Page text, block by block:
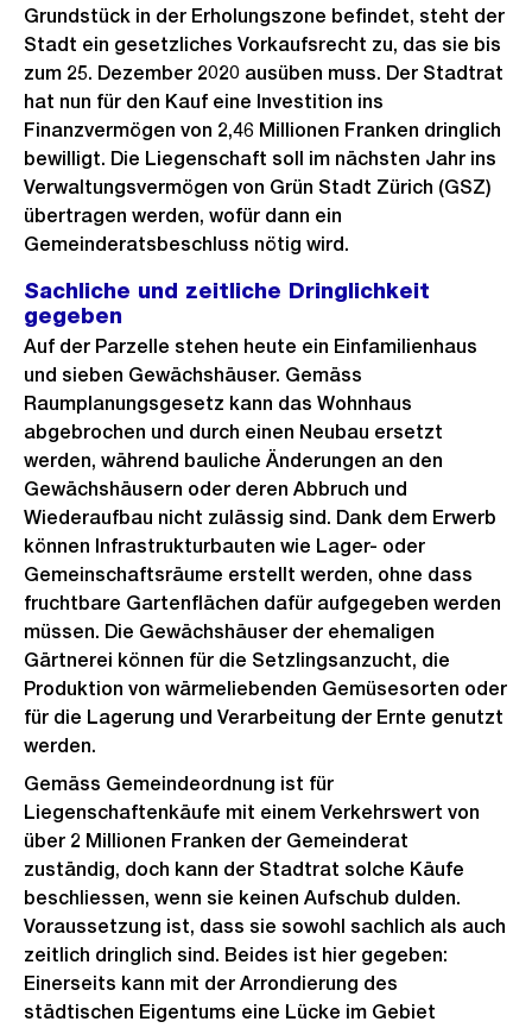
Grundstück in der Erholungszone befindet, steht der
Stadt ein gesetzliches Vorkaufsrecht zu, das sie bis
zum 25. Dezember 2020 ausüben muss. Der Stadtrat
hat nun für den Kauf eine Investition ins
Finanzvermögen von 2,46 Millionen Franken dringlich
bewilligt. Die Liegenschaft soll im nächsten Jahr ins
Verwaltungsvermögen von Grün Stadt Zürich (GSZ)
übertragen werden, wofür dann ein
Gemeinderatsbeschluss nötig wird.
Sachliche und zeitliche Dringlichkeit
gegeben
Auf der Parzelle stehen heute ein Einfamilienhaus
und sieben Gewächshäuser. Gemäss
Raumplanungsgesetz kann das Wohnhaus
abgebrochen und durch einen Neubau ersetzt
werden, während bauliche Änderungen an den
Gewächshäusern oder deren Abbruch und
Wiederaufbau nicht zulässig sind. Dank dem Erwerb
können Infrastrukturbauten wie Lager- oder
Gemeinschaftsräume erstellt werden, ohne dass
fruchtbare Gartenflächen dafür aufgegeben werden
müssen. Die Gewächshäuser der ehemaligen
Gärtnerei können für die Setzlingsanzucht, die
Produktion von wärmeliebenden Gemüsesorten oder
für die Lagerung und Verarbeitung der Ernte genutzt
werden.
Gemäss Gemeindeordnung ist für
Liegenschaftenkäufe mit einem Verkehrswert von
über 2 Millionen Franken der Gemeinderat
zuständig, doch kann der Stadtrat solche Käufe
beschliessen, wenn sie keinen Aufschub dulden.
Voraussetzung ist, dass sie sowohl sachlich als auch
zeitlich dringlich sind. Beides ist hier gegeben:
Einerseits kann mit der Arrondierung des
städtischen Eigentums eine Lücke im Gebiet